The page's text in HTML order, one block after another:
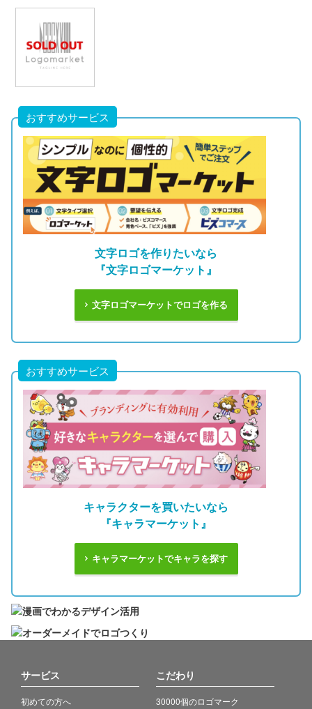
おすすめサービス
文字ロゴを作りたいなら
『文字ロゴマーケット』
文字ロゴマーケットでロゴを作る
おすすめサービス
キャラクターを買いたいなら
『キャラマーケット』
キャラマーケットでキャラを探す
サービス
初めての方へ
こだわり
30000個のロゴマーク